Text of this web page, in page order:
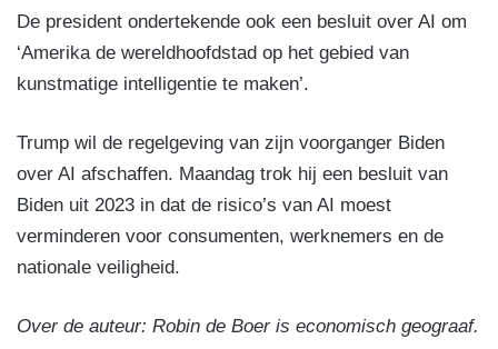
De president ondertekende ook een besluit over AI om
‘Amerika de wereldhoofdstad op het gebied van
kunstmatige intelligentie te maken’.
Trump wil de regelgeving van zijn voorganger Biden
over AI afschaffen. Maandag trok hij een besluit van
Biden uit 2023 in dat de risico’s van AI moest
verminderen voor consumenten, werknemers en de
nationale veiligheid.
Over de auteur: Robin de Boer is economisch geograaf.